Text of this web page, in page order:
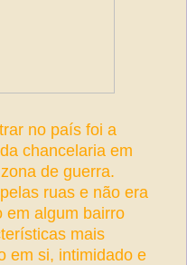
no país foi a
chancelaria em
de guerra.
ruas e não era
em algum bairro
mais
em si, intimidado e